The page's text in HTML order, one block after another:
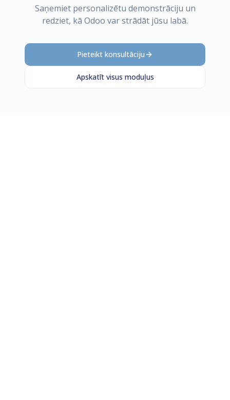
Saņemiet personalizētu demonstrāciju un
redziet, kā Odoo var strādāt jūsu labā.
Pieteikt konsultāciju
Apskatīt visus moduļus